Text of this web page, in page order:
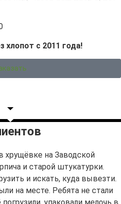
хлопот с 2011 года!
хрущёвке на Заводской
и старой штукатурки.
и искать, куда вывезти.
на месте. Ребята не стали